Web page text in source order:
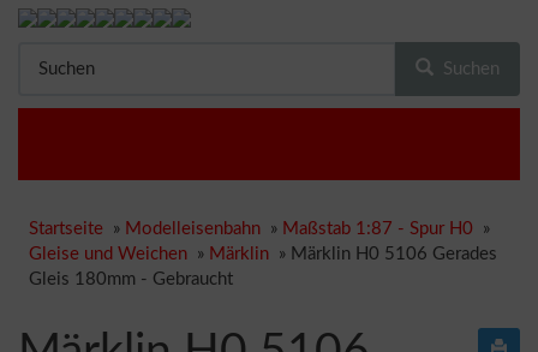
Suchen
Startseite » Modelleisenbahn » Maßstab 1:87 - Spur H0 »
Gleise und Weichen » Märklin » Märklin H0 5106 Gerades
Gleis 180mm - Gebraucht